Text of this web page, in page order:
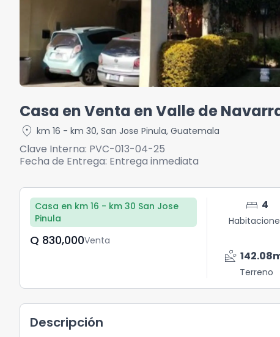
Casa en Venta en Valle de
location_on km 16 - km 30, San Jose Pinula, Guatemala
Clave Interna: PVC-013-04-25
Fecha de Entrega: Entrega inmediata
Casa en km 16 - km 30 San Jose
Pinula
Q	830,000Venta
bed 4
landslide 142.08
Terreno
Descripción